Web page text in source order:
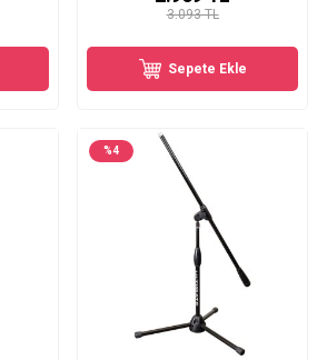
3.093 TL
Sepete Ekle
%4